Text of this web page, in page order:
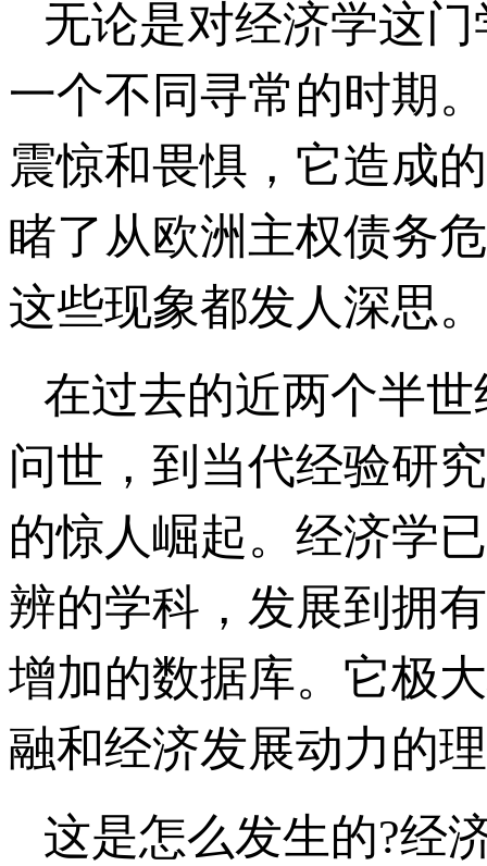
无论是对经济学这
一个不同寻常的时期
震惊和畏惧，它造成
睹了从欧洲主权债务
这些现象都发人深思。
在过去的近两个半世
问世，到当代经验研
的惊人崛起。经济学
辨的学科，发展到拥
增加的数据库。它极
融和经济发展动力的
这是怎么发生的?经